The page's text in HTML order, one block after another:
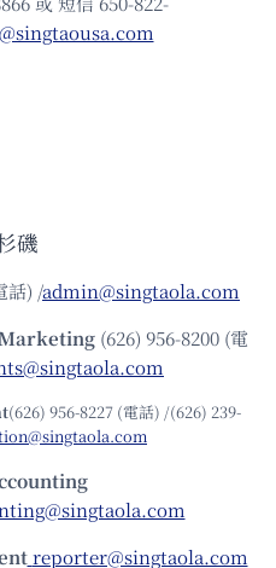
磯
話) /admin@singtaola.com
(626) 956-8200 (電
(626) 956-8227 (電話) /(626) 239-
reporter@singtaola.com